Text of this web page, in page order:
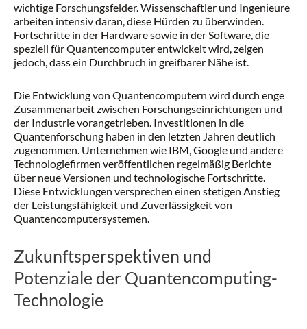
wichtige Forschungsfelder. Wissenschaftler und Ingenieure
arbeiten intensiv daran, diese Hürden zu überwinden.
Fortschritte in der Hardware sowie in der Software, die
speziell für Quantencomputer entwickelt wird, zeigen
jedoch, dass ein Durchbruch in greifbarer Nähe ist.
Die Entwicklung von Quantencomputern wird durch enge
Zusammenarbeit zwischen Forschungseinrichtungen und
der Industrie vorangetrieben. Investitionen in die
Quantenforschung haben in den letzten Jahren deutlich
zugenommen. Unternehmen wie IBM, Google und andere
Technologiefirmen veröffentlichen regelmäßig Berichte
über neue Versionen und technologische Fortschritte.
Diese Entwicklungen versprechen einen stetigen Anstieg
der Leistungsfähigkeit und Zuverlässigkeit von
Quantencomputersystemen.
Zukunftsperspektiven und
Potenziale der Quantencomputing-
Technologie